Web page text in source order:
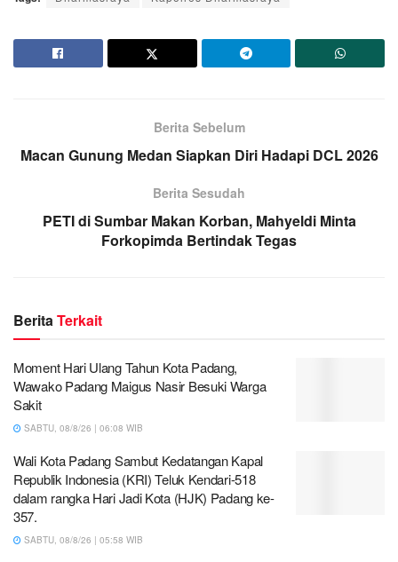
Berita Sebelum
Macan Gunung Medan Siapkan Diri Hadapi DCL 2026
Berita Sesudah
PETI di Sumbar Makan Korban, Mahyeldi Minta
Forkopimda Bertindak Tegas
BeritaTerkait
Moment Hari Ulang Tahun Kota Padang,
Wawako Padang Maigus Nasir Besuki Warga
Sakit
SABTU, 08/8/26 | 06:08 WIB
Wali Kota Padang Sambut Kedatangan Kapal
Republik Indonesia (KRI) Teluk Kendari-518
dalam rangka Hari Jadi Kota (HJK) Padang ke-
357.
SABTU, 08/8/26 | 05:58 WIB